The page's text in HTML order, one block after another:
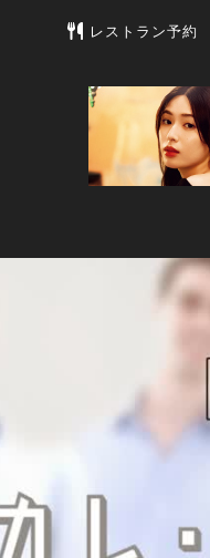
東京カレンダー |
レストラン予約